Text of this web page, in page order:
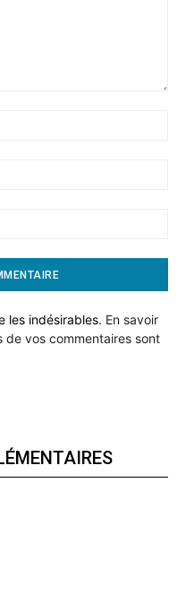
les indésirables. En savoir
de vos commentaires sont